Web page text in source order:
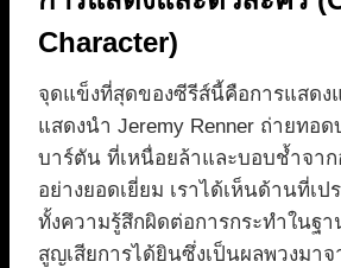
Character)
จุดแข็งที่สุดของซีรีส์นี้คือการแสดง
แสดงนำ Jeremy Renner ถ่ายทอ
บาร์ตัน ที่เหนื่อยล้าและบอบช้ำจา
อย่างยอดเยี่ยม เราได้เห็นด้านที่เป
ทั้งความรู้สึกผิดต่อการกระทำในฐ
สูญเสียการได้ยินซึ่งเป็นผลพวงมา